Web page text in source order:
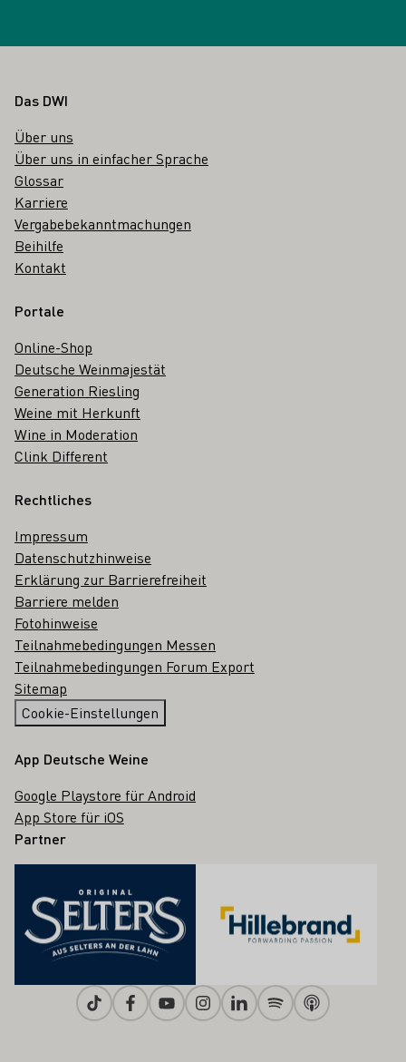
Fußbereich
Das DWI
Über uns
Über uns in einfacher Sprache
Glossar
Karriere
Vergabebekanntmachungen
Beihilfe
Kontakt
Portale
Online-Shop
Deutsche Weinmajestät
Generation Riesling
Weine mit Herkunft
Wine in Moderation
Clink Different
Rechtliches
Impressum
Datenschutzhinweise
Erklärung zur Barrierefreiheit
Barriere melden
Fotohinweise
Teilnahmebedingungen Messen
Teilnahmebedingungen Forum Export
Sitemap
Cookie-Einstellungen
App Deutsche Weine
Google Playstore für Android
App Store für iOS
Partner
TiktokFacebookYoutubeInstagramLinkedinSpotifyApple